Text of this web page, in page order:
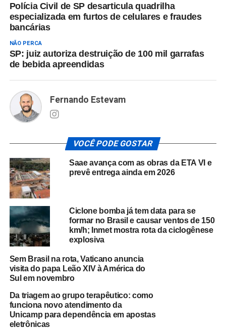
Polícia Civil de SP desarticula quadrilha
especializada em furtos de celulares e fraudes
bancárias
NÃO PERCA
SP: juiz autoriza destruição de 100 mil garrafas
de bebida apreendidas
Fernando Estevam
VOCÊ PODE GOSTAR
Saae avança com as obras da ETA VI e
prevê entrega ainda em 2026
Ciclone bomba já tem data para se
formar no Brasil e causar ventos de 150
km/h; Inmet mostra rota da ciclogênese
explosiva
Sem Brasil na rota, Vaticano anuncia
visita do papa Leão XIV à América do
Sul em novembro
Da triagem ao grupo terapêutico: como
funciona novo atendimento da
Unicamp para dependência em apostas
eletrônicas